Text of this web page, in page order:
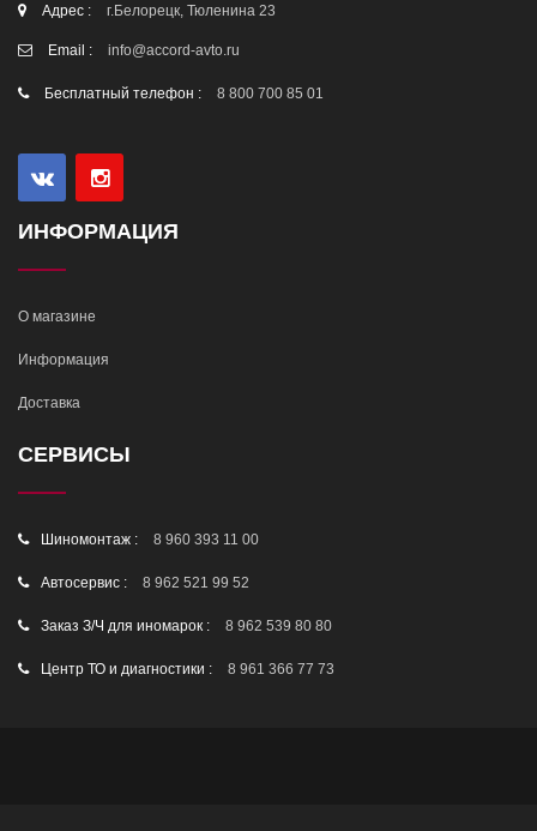
Адрес : г.Белорецк, Тюленина 23
Email : info@accord-avto.ru
Бесплатный телефон : 8 800 700 85 01
ИНФОРМАЦИЯ
О магазине
Информация
Доставка
СЕРВИСЫ
Шиномонтаж : 8 960 393 11 00
Автосервис : 8 962 521 99 52
Заказ З/Ч для иномарок : 8 962 539 80 80
Центр ТО и диагностики : 8 961 366 77 73